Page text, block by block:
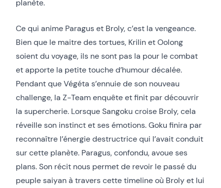
planète.
Ce qui anime Paragus et Broly, c’est la vengeance.
Bien que le maitre des tortues, Krilin et Oolong
soient du voyage, ils ne sont pas la pour le combat
et apporte la petite touche d’humour décalée.
Pendant que Végéta s’ennuie de son nouveau
challenge, la Z-Team enquête et finit par découvrir
la supercherie. Lorsque Sangoku croise Broly, cela
réveille son instinct et ses émotions. Goku finira par
reconnaître l’énergie destructrice qui l’avait conduit
sur cette planète. Paragus, confondu, avoue ses
plans. Son récit nous permet de revoir le passé du
peuple saiyan à travers cette timeline où Broly et lui